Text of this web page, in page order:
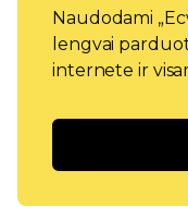
Naudodami
lengvai
internete ir